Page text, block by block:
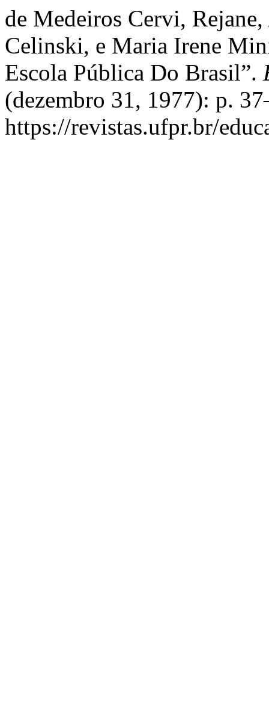
de Medeiros Cervi,
Celinski, e Maria Irene
Escola Pública Do Brasil”.
(dezembro 31, 1977): p.
https://revistas.ufpr.br/